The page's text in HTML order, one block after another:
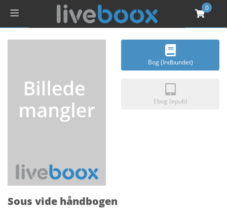
0
Bog (Indbundet)
Ebog (epub)
Sous vide håndbogen